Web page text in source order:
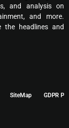
and analysis on
and more.
the headlines and
SiteMap GDPR